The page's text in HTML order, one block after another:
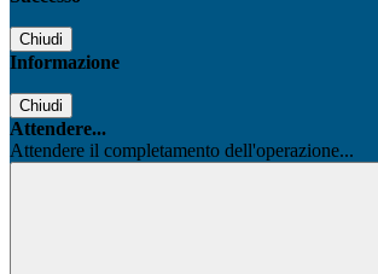
Chiudi
Informazione
Chiudi
Attendere...
Attendere il completamento dell'operazione...